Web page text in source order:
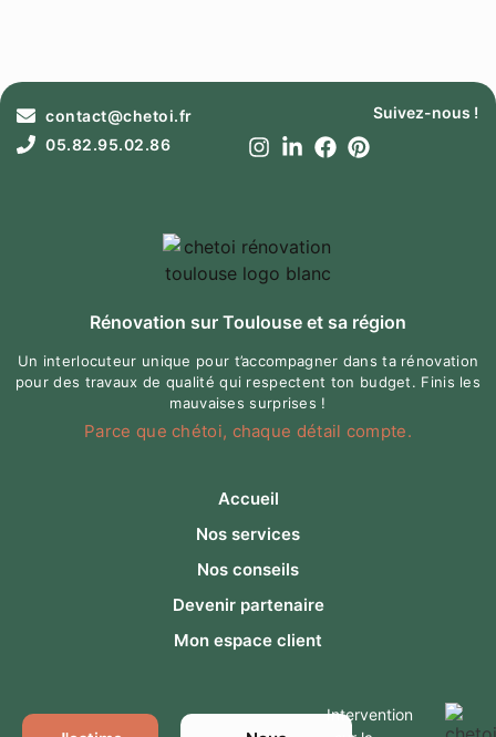
contact@chetoi.fr
05.82.95.02.86
Suivez-nous !
Rénovation sur Toulouse et sa région
Un interlocuteur unique pour t’accompagner dans ta rénovation
pour des travaux de qualité qui respectent ton budget. Finis les
mauvaises surprises !
Parce que chétoi, chaque détail compte.
Accueil
Nos services
Nos conseils
Devenir partenaire
Mon espace client
Intervention